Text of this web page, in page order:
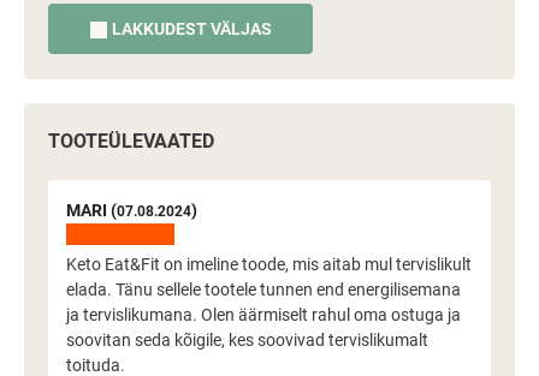
LAKKUDEST VÄLJAS
TOOTEÜLEVAATED
MARI (07.08.2024)
Keto Eat&Fit on imeline toode, mis aitab mul tervislikult
elada. Tänu sellele tootele tunnen end energilisemana
ja tervislikumana. Olen äärmiselt rahul oma ostuga ja
soovitan seda kõigile, kes soovivad tervislikumalt
toituda.